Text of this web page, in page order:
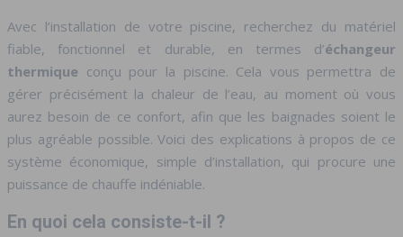
Avec l’installation de votre piscine, recherchez du matériel
fiable, fonctionnel et durable, en termes d’échangeur
thermique conçu pour la piscine. Cela vous permettra de
gérer précisément la chaleur de l’eau, au moment où vous
aurez besoin de ce confort, afin que les baignades soient le
plus agréable possible. Voici des explications à propos de ce
système économique, simple d’installation, qui procure une
puissance de chauffe indéniable.
En quoi cela consiste-t-il ?